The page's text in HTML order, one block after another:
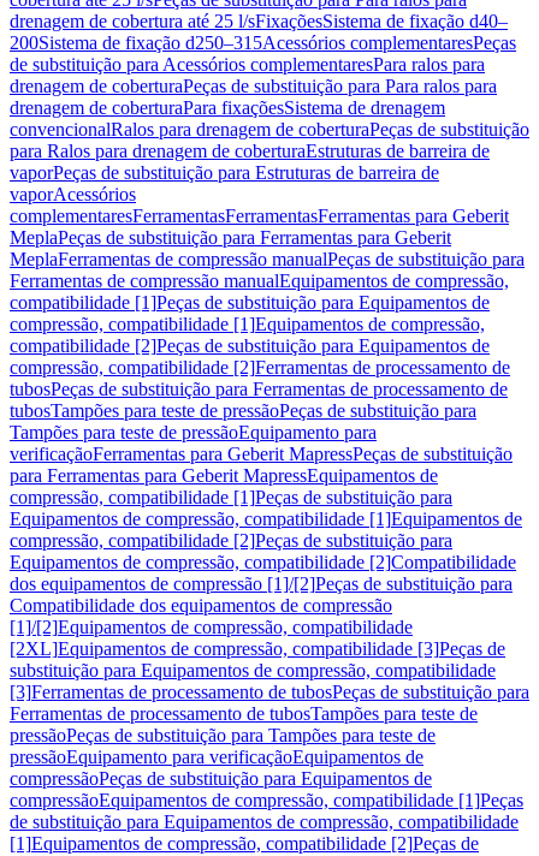
drenagem de cobertura até 25 l/sFixaçõesSistema de fixação d40–
200Sistema de fixação d250–315Acessórios complementaresPeças
de substituição para Acessórios complementaresPara ralos para
drenagem de coberturaPeças de substituição para Para ralos para
drenagem de coberturaPara fixaçõesSistema de drenagem
convencionalRalos para drenagem de coberturaPeças de substituição
para Ralos para drenagem de coberturaEstruturas de barreira de
vaporPeças de substituição para Estruturas de barreira de
vaporAcessórios
complementaresFerramentasFerramentasFerramentas para Geberit
MeplaPeças de substituição para Ferramentas para Geberit
MeplaFerramentas de compressão manualPeças de substituição para
Ferramentas de compressão manualEquipamentos de compressão,
compatibilidade [1]Peças de substituição para Equipamentos de
compressão, compatibilidade [1]Equipamentos de compressão,
compatibilidade [2]Peças de substituição para Equipamentos de
compressão, compatibilidade [2]Ferramentas de processamento de
tubosPeças de substituição para Ferramentas de processamento de
tubosTampões para teste de pressãoPeças de substituição para
Tampões para teste de pressãoEquipamento para
verificaçãoFerramentas para Geberit MapressPeças de substituição
para Ferramentas para Geberit MapressEquipamentos de
compressão, compatibilidade [1]Peças de substituição para
Equipamentos de compressão, compatibilidade [1]Equipamentos de
compressão, compatibilidade [2]Peças de substituição para
Equipamentos de compressão, compatibilidade [2]Compatibilidade
dos equipamentos de compressão [1]/[2]Peças de substituição para
Compatibilidade dos equipamentos de compressão
[1]/[2]Equipamentos de compressão, compatibilidade
[2XL]Equipamentos de compressão, compatibilidade [3]Peças de
substituição para Equipamentos de compressão, compatibilidade
[3]Ferramentas de processamento de tubosPeças de substituição para
Ferramentas de processamento de tubosTampões para teste de
pressãoPeças de substituição para Tampões para teste de
pressãoEquipamento para verificaçãoEquipamentos de
compressãoPeças de substituição para Equipamentos de
compressãoEquipamentos de compressão, compatibilidade [1]Peças
de substituição para Equipamentos de compressão, compatibilidade
[1]Equipamentos de compressão, compatibilidade [2]Peças de